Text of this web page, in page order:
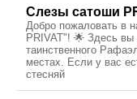
Слезы сатоши
Добро пожаловать в
PRIVAT"! 🌟 Здесь вы
таинственного
местах. Если у вас
стесняй